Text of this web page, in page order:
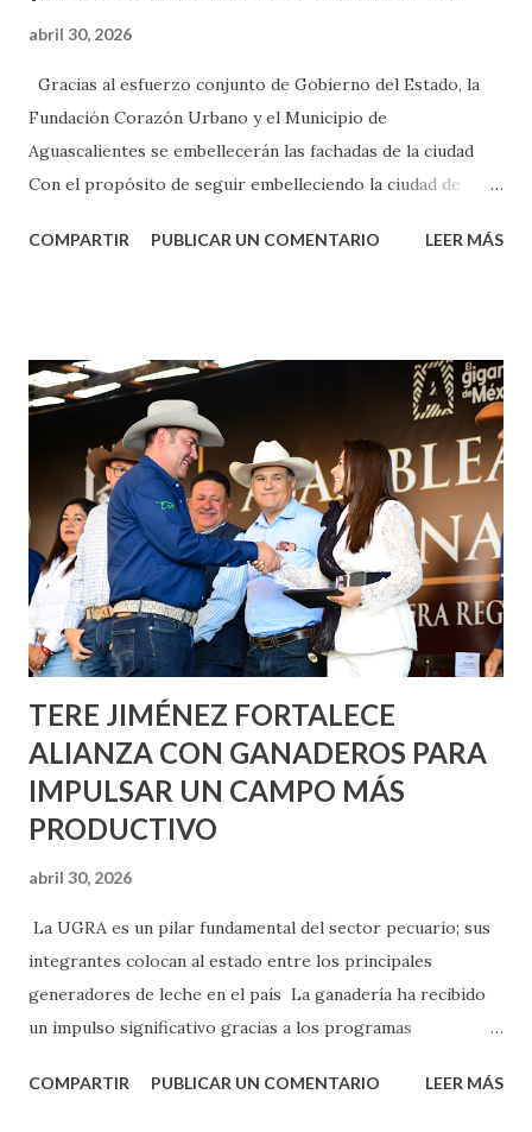
abril 30, 2026
Gracias al esfuerzo conjunto de Gobierno del Estado, la
Fundación Corazón Urbano y el Municipio de
Aguascalientes se embellecerán las fachadas de la ciudad
Con el propósito de seguir embelleciendo la ciudad de
municipal, Leo Montañez dio inicio al programa
Corazón Urbano y el Municipio capital. Leo Montañez
informó que en este programa se usarán cerca de 90 mil
metros cuadrados de pintura, para dar inicio en la calle
Nieto, entre Jesús F. Elizondo y la calle 22 de Octubre, con
lo que se aplicará pintura en 66 casas. Posteriormente se
llevará este programa a Villas de Nuestra Señora de la
Asunción, Avenida Alameda y Decreto 27 de Septiembre, en
los edificios FOVISSSTE Ojo de Agua, en la comunidad
Norias de Paso Hondo y en los edificios de...
COMPARTIR PUBLICAR UN COMENTARIO LEER MÁS
TERE JIMÉNEZ FORTALECE
ALIANZA CON GANADEROS PARA
IMPULSAR UN CAMPO MÁS
PRODUCTIVO
abril 30, 2026
La UGRA es un pilar fundamental del sector pecuario; sus
integrantes colocan al estado entre los principales
generadores de leche en el país La ganadería ha recibido
un impulso significativo gracias a los programas
muestra de su respaldo firme y decidido al campo, la
COMPARTIR PUBLICAR UN COMENTARIO LEER MÁS